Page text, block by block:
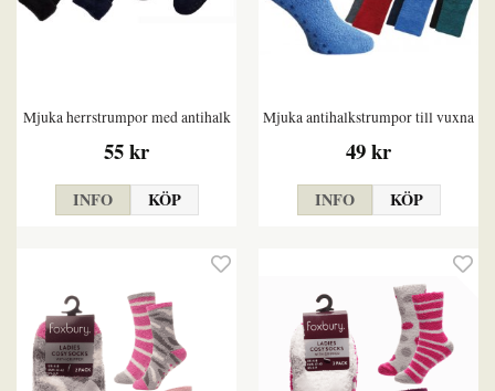
Mjuka herrstrumpor med antihalk
55 kr
INFO KÖP
Mjuka antihalkstrumpor till vuxna
49 kr
INFO KÖP